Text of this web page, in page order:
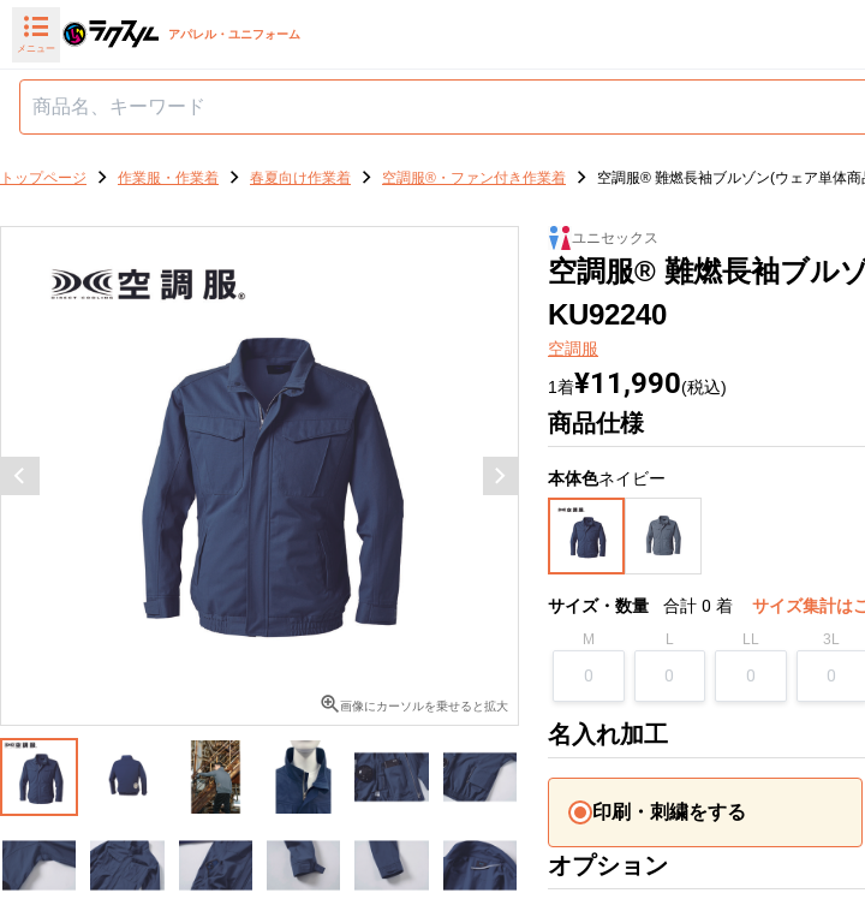
メニュー
アパレル・ユニフォーム
トップページ 作業服・作業着 春夏向け作業着 空調服®・ファン付き作業着 空調服® 難燃長袖ブルゾン(ウェア単体
画像にカーソルを乗せると拡大
ユニセックス
空調服® 難燃長袖ブル
KU92240
空調服
1着¥11,990(税込)
商品仕様
本体色ネイビー
サイズ・数量 合計 0 着 サイズ集計は
M L LL 3L
名入れ加工
印刷・刺繍をする
オプション